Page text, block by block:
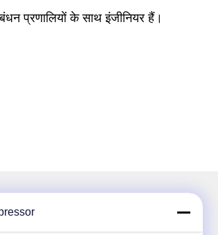
प्रणालियों के साथ इंजीनियर हैं।